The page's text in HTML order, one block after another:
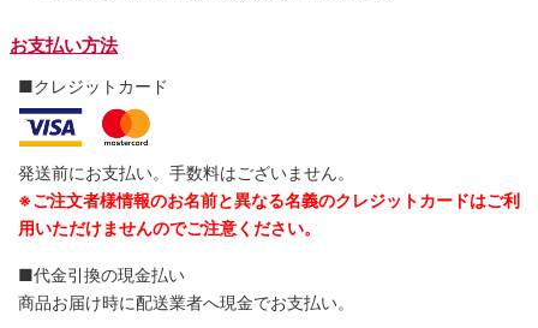
お支払い方法
■クレジットカード
発送前にお支払い。手数料はございません。
※ご注文者様情報のお名前と異なる名義のクレジットカードはご利
用いただけませんのでご注意ください。
■代金引換の現金払い
商品お届け時に配送業者へ現金でお支払い。